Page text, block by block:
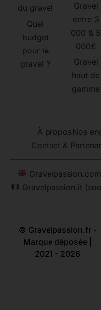
du gravel
Quel
budget
pour le
gravel ?
Gravel
entre 3
000 & 5
000€
Gravel
haut de
gamme
À propos Nos
Contact &
Gravelpassion.com
Gravelpassion.it
© Gravelpassion.fr -
Marque déposée |
2021 - 2026